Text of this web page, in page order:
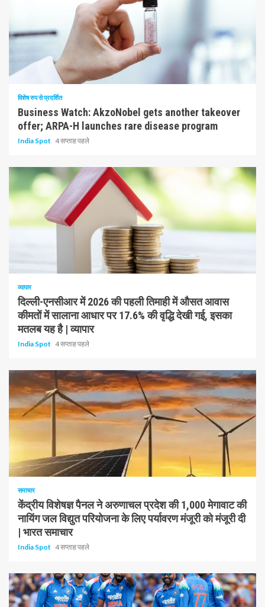
10 न्यूनतम पढ़ा
विशेष रुप से प्रदर्शित
Business Watch: AkzoNobel gets another takeover
offer; ARPA-H launches rare disease program
India Spot 4 सप्ताह पहले
व्यापार
दिल्ली-एनसीआर में 2026 की पहली तिमाही में औसत आवास
कीमतों में सालाना आधार पर 17.6% की वृद्धि देखी गई, इसका
मतलब यह है | व्यापार
India Spot 4 सप्ताह पहले
1 न्यूनतम पढ़ा
समाचार
केंद्रीय विशेषज्ञ पैनल ने अरुणाचल प्रदेश की 1,000 मेगावाट की
नायिंग जल विद्युत परियोजना के लिए पर्यावरण मंजूरी को मंजूरी दी
| भारत समाचार
India Spot 4 सप्ताह पहले